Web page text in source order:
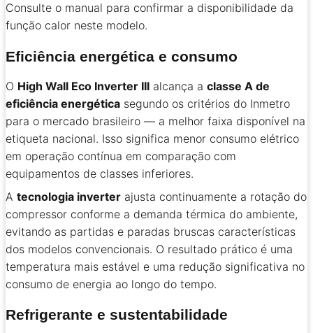
Consulte o manual para confirmar a disponibilidade da
função calor neste modelo.
Eficiência energética e consumo
O High Wall Eco Inverter III alcança a classe A de
eficiência energética segundo os critérios do Inmetro
para o mercado brasileiro — a melhor faixa disponível na
etiqueta nacional. Isso significa menor consumo elétrico
em operação contínua em comparação com
equipamentos de classes inferiores.
A tecnologia inverter ajusta continuamente a rotação do
compressor conforme a demanda térmica do ambiente,
evitando as partidas e paradas bruscas características
dos modelos convencionais. O resultado prático é uma
temperatura mais estável e uma redução significativa no
consumo de energia ao longo do tempo.
Refrigerante e sustentabilidade